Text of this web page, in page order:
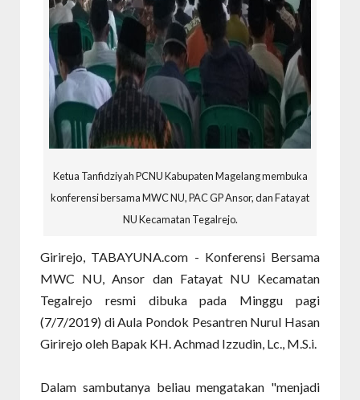
Ketua Tanfidziyah PCNU Kabupaten Magelang membuka
konferensi bersama MWC NU, PAC GP Ansor, dan Fatayat
NU Kecamatan Tegalrejo.
Girirejo, TABAYUNA.com - Konferensi Bersama
MWC NU, Ansor dan Fatayat NU Kecamatan
Tegalrejo resmi dibuka pada Minggu pagi
(7/7/2019) di Aula Pondok Pesantren Nurul Hasan
Girirejo oleh Bapak KH. Achmad Izzudin, Lc., M.S.i.
Dalam sambutanya beliau mengatakan "menjadi